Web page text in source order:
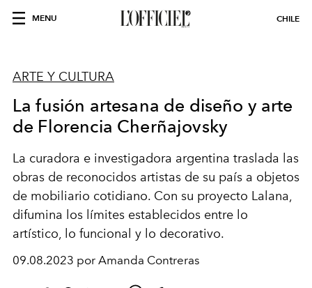
MENU CHILE
ARTE Y CULTURA
La fusión artesana de diseño y arte
de Florencia Cherñajovsky
La curadora e investigadora argentina traslada las
obras de reconocidos artistas de su país a objetos
de mobiliario cotidiano. Con su proyecto Lalana,
difumina los límites establecidos entre lo
artístico, lo funcional y lo decorativo.
09.08.2023 por Amanda Contreras